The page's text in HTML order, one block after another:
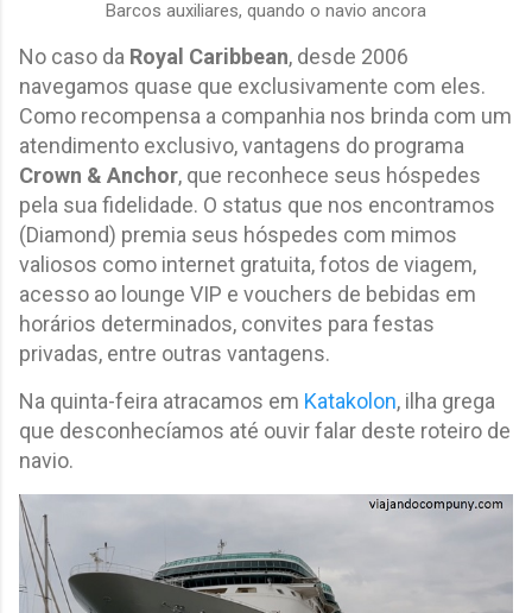
Barcos auxiliares, quando o navio ancora
No caso da Royal Caribbean, desde 2006
navegamos quase que exclusivamente com eles.
Como recompensa a companhia nos brinda com um
atendimento exclusivo, vantagens do programa
Crown & Anchor, que reconhece seus hóspedes
pela sua fidelidade. O status que nos encontramos
(Diamond) premia seus hóspedes com mimos
valiosos como internet gratuita, fotos de viagem,
acesso ao lounge VIP e vouchers de bebidas em
horários determinados, convites para festas
privadas, entre outras vantagens.
Na quinta-feira atracamos em Katakolon, ilha grega
que desconhecíamos até ouvir falar deste roteiro de
navio.